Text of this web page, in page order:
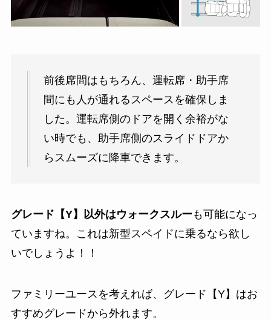
前後席間はもちろん、運転席・助手席
間にも人が通れるスペースを確保しま
した。運転席側のドアを開く余裕がな
い時でも、助手席側のスライドドアか
らスムーズに降車できます。
グレード【Y】以外はウォークスルーも可能になっ
ていますね。これは新型スペイドに乗るなら欲し
いでしょうよ！！
ファミリーユースを考えれば、グレード【Y】はお
すすめグレードから外れます。